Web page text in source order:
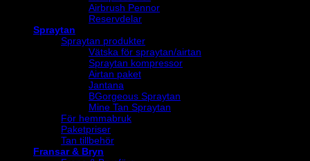
Airbrush Pennor
Reservdelar
Spraytan
Spraytan produkter
Vätska för spraytan/airtan
Spraytan kompressor
Airtan paket
Jantana
BGorgeous Spraytan
Mine Tan Spraytan
För hemmabruk
Paketpriser
Tan tillbehör
Fransar & Bryn